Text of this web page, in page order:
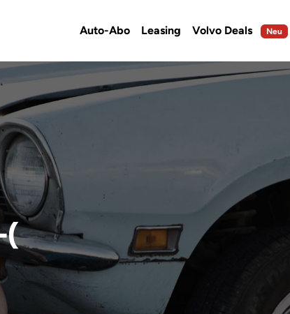
Auto-Abo Leasing Volvo Deals Neu
(